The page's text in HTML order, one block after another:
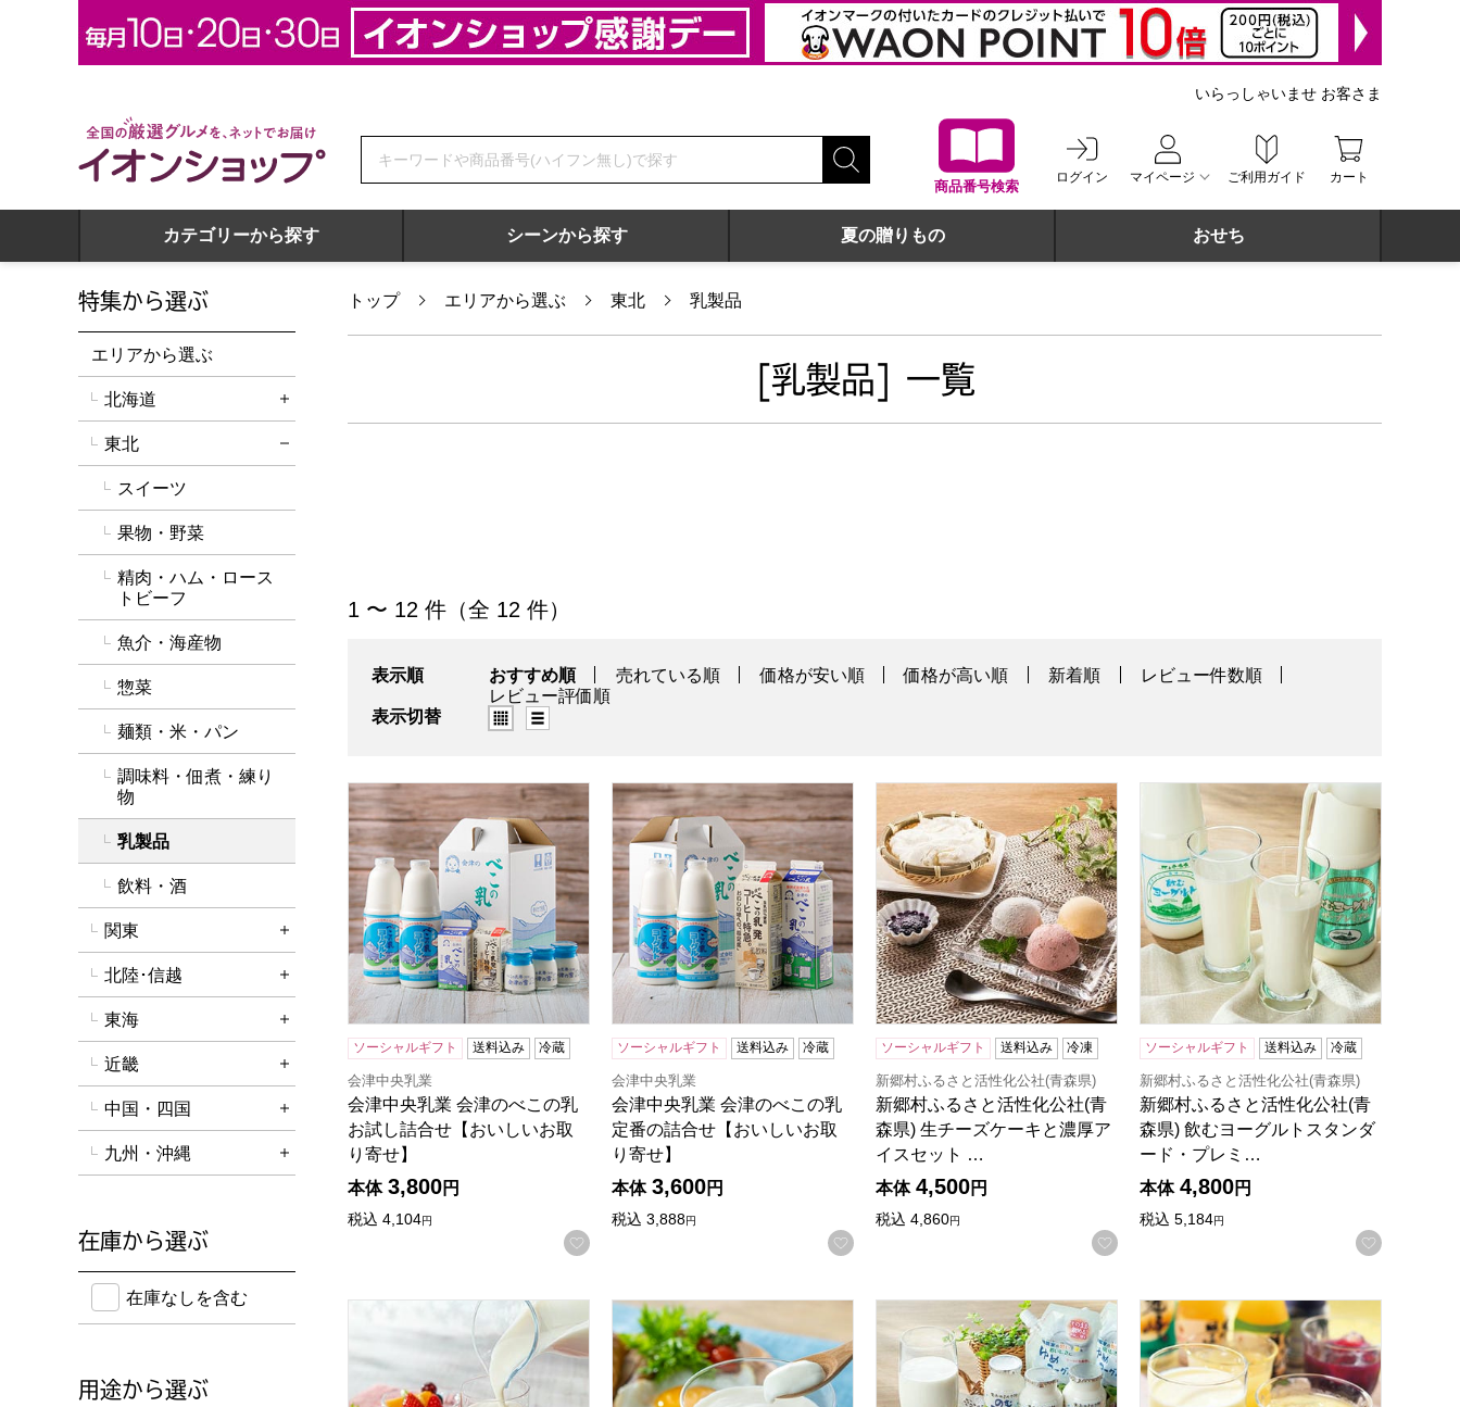
全国の厳選グルメを、ネットでお届け イオンショップ
商品番号検索
ログイン マイページ ご利用ガイド カート
いらっしゃいませ お客さま
カテゴリーから探す シーンから探す 夏の贈りもの おせち
トップ エリアから選ぶ 東北 乳製品
[乳製品] 一覧
「乳製品」の商品一覧
1 〜 12 件（全 12 件）
表示順 おすすめ順 売れている順 価格が安い順 価格が高い順 新着順
レビュー件数順
レビュー評価順
表示切替
グリッド表示（タイル表示）
会津中央乳業 会津のべこの乳 お試し詰合せ【おいしいお取り寄せ】
ソーシャルギフト 送料込み 冷蔵
会津中央乳業
会津中央乳業 会津のべこの乳
お試し詰合せ【おいしいお取
り寄せ】
本体 3,800円
税込 4,104円
お気に入りに登録する
会津中央乳業 会津のべこの乳 定番の詰合せ【おいしいお取り寄せ】
ソーシャルギフト 送料込み 冷蔵
会津中央乳業
会津中央乳業 会津のべこの乳
定番の詰合せ【おいしいお取
り寄せ】
本体 3,600円
税込 3,888円
お気に入りに登録する
新郷村ふるさと活性化公社(青森県) 生チーズケーキと濃厚アイスセット 9
ソーシャルギフト 送料込み 冷凍
新郷村ふるさと活性化公社(青森県)
新郷村ふるさと活性化公社(青
森県) 生チーズケーキと濃厚ア
イスセット …
本体 4,500円
税込 4,860円
お気に入りに登録する
新郷村ふるさと活性化公社(青森県) 飲
ソーシャルギフト 送料込み 冷蔵
新郷村ふるさと活性化公社(青森県)
新郷村ふるさと活性化公社(青
森県) 飲むヨーグルトスタンダ
ード・プレミ…
本体 4,800円
税込 5,184円
お気に入
おおのミルク工房 おおのミルク村 のむヨーグルト3本セット【おいしいお取り寄せ】
おおのミルク工房 おおのミルク村 ゆめプレーンヨーグルト4本セット【おいしいお取り寄せ】
おおのミルク工房 おおのミルク村 ヨーグルト食べ比べセット(ミニ)12本
岩手早池峰のむヨーグルト&ジュースセ
特集から選ぶ
エリアから選ぶ
北海道
詳細を開く
東北
スイーツ
果物・野菜
精肉・ハム・ロース
トビーフ
魚介・海産物
惣菜
麺類・米・パン
調味料・佃煮・練り
物
乳製品
飲料・酒
関東
詳細を開く
北陸･信越
詳細を開く
東海
詳細を開く
近畿
詳細を開く
中国・四国
詳細を開く
九州・沖縄
詳細を開く
在庫から選ぶ
在庫のない商品を含めて検索することができます。
在庫なしを含む
用途から選ぶ